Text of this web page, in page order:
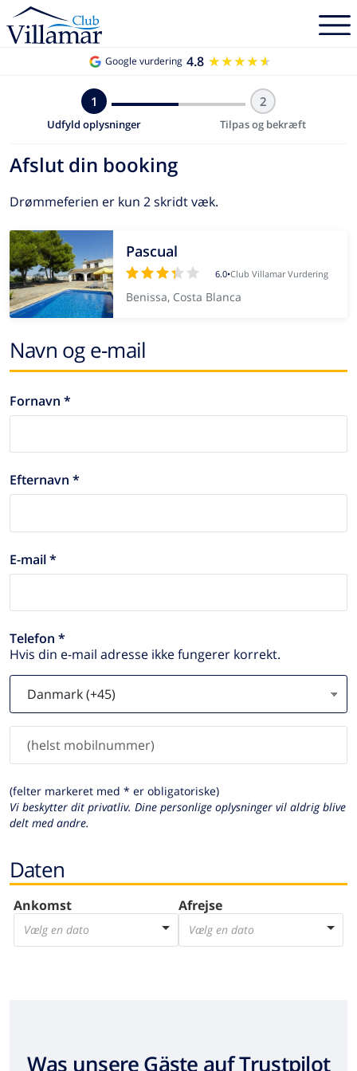
Google vurdering 4.8 ★★★★★
★★★★★
1
Udfyld oplysninger
2
Tilpas og bekræft
Afslut din booking
Drømmeferien er kun 2 skridt væk.
Pascual
6.0•Club Villamar Vurdering
Benissa, Costa Blanca
Navn og e-mail
Fornavn *
Efternavn *
E-mail *
Telefon *
Hvis din e-mail adresse ikke fungerer korrekt.
(felter markeret med * er obligatoriske)
Vi beskytter dit privatliv. Dine personlige oplysninger vil aldrig blive
delt med andre.
Daten
Ankomst
Vælg en dato
Afrejse
Vælg en dato
Was unsere Gäste auf Trustpilot